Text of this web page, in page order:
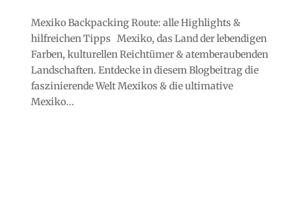
Mexiko Backpacking Route: alle Highlights &
hilfreichen Tipps Mexiko, das Land der lebendigen
Farben, kulturellen Reichtümer & atemberaubenden
Landschaften. Entdecke in diesem Blogbeitrag die
faszinierende Welt Mexikos & die ultimative
Mexiko...